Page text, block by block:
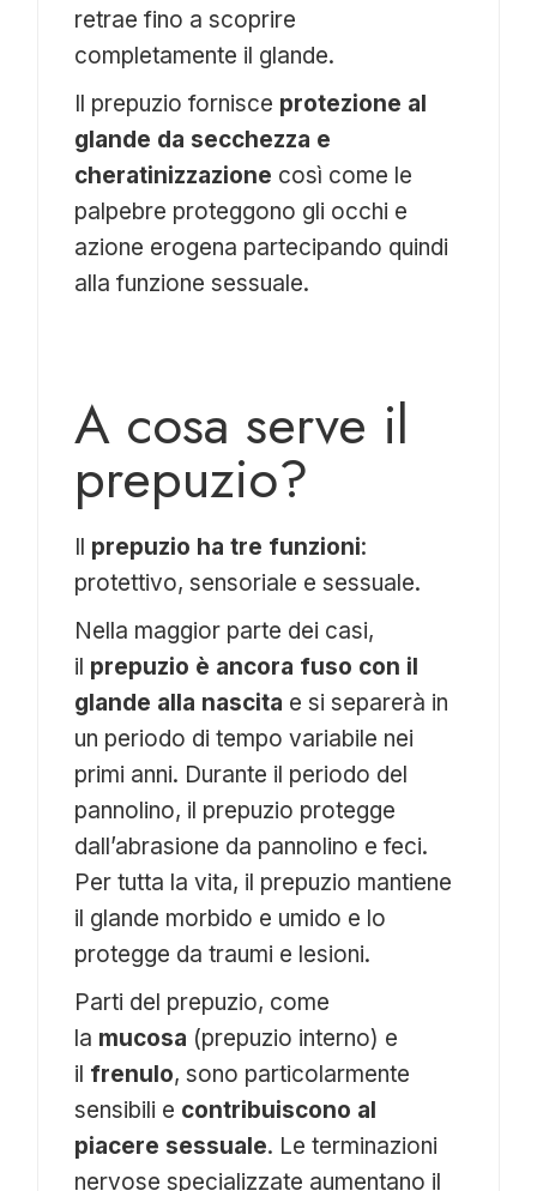
retrae fino a scoprire
completamente il glande.
Il prepuzio fornisce protezione al
glande da secchezza e
cheratinizzazione così come le
palpebre proteggono gli occhi e
azione erogena partecipando quindi
alla funzione sessuale.
A cosa serve il
prepuzio?
Il prepuzio ha tre funzioni:
protettivo, sensoriale e sessuale.
Nella maggior parte dei casi,
il prepuzio è ancora fuso con il
glande alla nascita e si separerà in
un periodo di tempo variabile nei
primi anni. Durante il periodo del
pannolino, il prepuzio protegge
dall’abrasione da pannolino e feci.
Per tutta la vita, il prepuzio mantiene
il glande morbido e umido e lo
protegge da traumi e lesioni.
Parti del prepuzio, come
la mucosa (prepuzio interno) e
il frenulo, sono particolarmente
sensibili e contribuiscono al
piacere sessuale. Le terminazioni
nervose specializzate aumentano il